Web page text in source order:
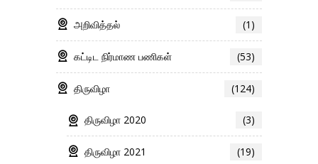
அறிவித்தல் (1)
கட்டிட நிர்மாண பணிகள் (53)
திருவிழா (124)
திருவிழா 2020 (3)
திருவிழா 2021 (19)